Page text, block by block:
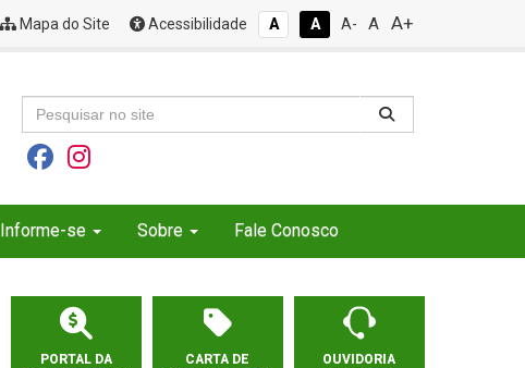
Mapa do Site Acessibilidade A A A- A A+
Informe-se Sobre Fale Conosco
PORTAL DA
CARTA DE
OUVIDORIA